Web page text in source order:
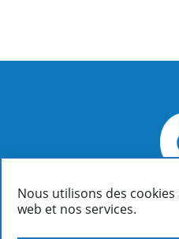
Nous utilisons des
web et nos services.
FIALOPLASTIKI SA
(+30)22620 31090 : Informations |